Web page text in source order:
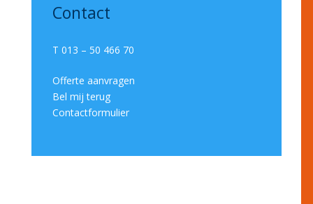
Contact
T 013 – 50 466 70
Offerte aanvragen
Bel mij terug
Contactformulier